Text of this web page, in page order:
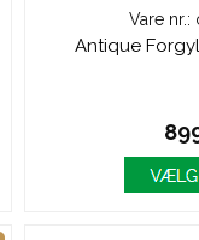
Vare
Antique